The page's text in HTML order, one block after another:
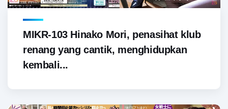
MIKR-103 Hinako Mori, penasihat klub
renang yang cantik, menghidupkan
kembali...